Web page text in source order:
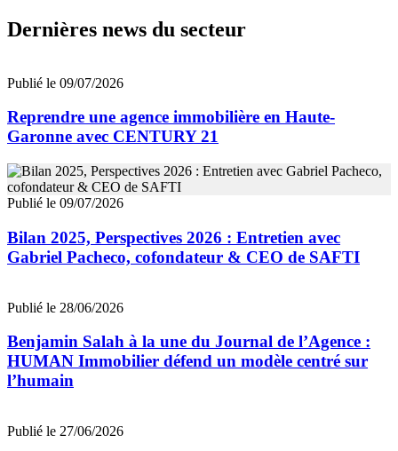
Dernières news du secteur
Publié le 09/07/2026
Reprendre une agence immobilière en Haute-
Garonne avec CENTURY 21
Publié le 09/07/2026
Bilan 2025, Perspectives 2026 : Entretien avec
Gabriel Pacheco, cofondateur & CEO de SAFTI
Publié le 28/06/2026
Benjamin Salah à la une du Journal de l’Agence :
HUMAN Immobilier défend un modèle centré sur
l’humain
Publié le 27/06/2026